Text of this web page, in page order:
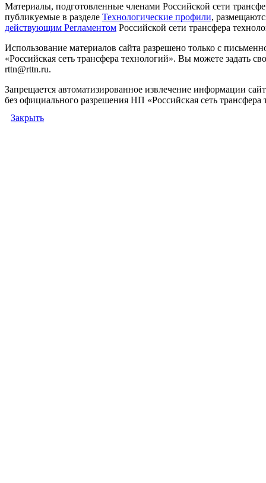
Материалы, подготовленные членами Российской сети
публикуемые в разделе Технологические профили,
действующим Регламентом Российской сети трансфера
Использование материалов сайта разрешено только с
«Российская сеть трансфера технологий». Вы можете задать
rttn@rttn.ru.
Запрещается автоматизированное извлечение информации
без официального разрешения НП «Российская сеть трансфера
Закрыть